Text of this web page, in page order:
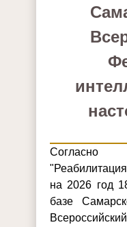
на 2026 год
базе